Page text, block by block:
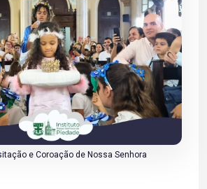
e Coroação de Nossa Senhora